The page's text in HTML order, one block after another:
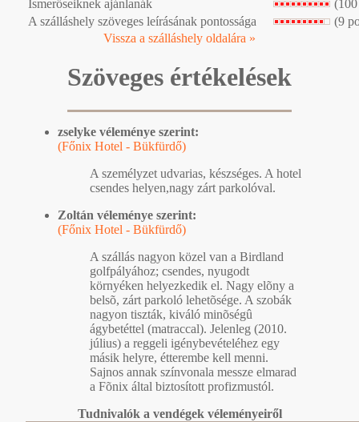
Ismerőseiknek ajánlanák
A szálláshely szöveges leírásának pontossága
(9
Vissza a szálláshely oldalára »
Szöveges értékelések
zselyke véleménye szerint:
(Főnix Hotel - Bükfürdő)
A személyzet udvarias, készséges. A hotel
csendes helyen,nagy zárt parkolóval.
Zoltán véleménye szerint:
(Főnix Hotel - Bükfürdő)
A szállás nagyon közel van a Birdland
golfpályához; csendes, nyugodt
környéken helyezkedik el. Nagy elõny a
belsõ, zárt parkoló lehetõsége. A szobák
nagyon tiszták, kiváló minõségû
ágybetéttel (matraccal). Jelenleg (2010.
július) a reggeli igénybevételéhez egy
másik helyre, étterembe kell menni.
Sajnos annak színvonala messze elmarad
a Fõnix által biztosított profizmustól.
Tudnivalók a vendégek véleményeiről